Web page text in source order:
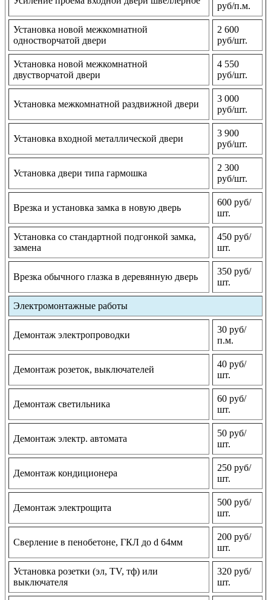
руб/п.м.
Установка новой межкомнатной
одностворчатой двери
2 600
руб/шт.
Установка новой межкомнатной
двустворчатой двери
4 550
руб/шт.
Установка межкомнатной раздвижной двери
3 000
руб/шт.
Установка входной металлической двери
3 900
руб/шт.
Установка двери типа гармошка
2 300
руб/шт.
Врезка и установка замка в новую дверь
600 руб/
шт.
Установка со стандартной подгонкой замка,
замена
450 руб/
шт.
Врезка обычного глазка в деревянную дверь
350 руб/
шт.
Электромонтажные работы
Демонтаж электропроводки
30 руб/
п.м.
Демонтаж розеток, выключателей
40 руб/
шт.
Демонтаж светильника
60 руб/
шт.
Демонтаж электр. автомата
50 руб/
шт.
Демонтаж кондиционера
250 руб/
шт.
Демонтаж электрощита
500 руб/
шт.
Сверление в пенобетоне, ГКЛ до d 64мм
200 руб/
шт.
Установка розетки (эл, TV, тф) или
выключателя
320 руб/
шт.